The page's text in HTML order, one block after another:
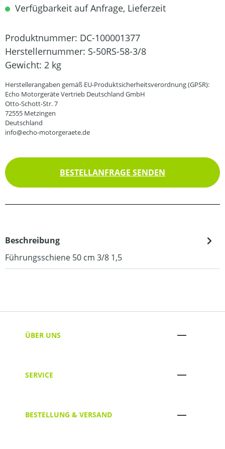
Verfügbarkeit auf Anfrage, Lieferzeit
Produktnummer: DC-100001377
Herstellernummer: S-50RS-58-3/8
Gewicht: 2 kg
Herstellerangaben gemäß EU-Produktsicherheitsverordnung (GPSR):
Echo Motorgeräte Vertrieb Deutschland GmbH
Otto-Schott-Str. 7
72555 Metzingen
Deutschland
info@echo-motorgeraete.de
BESTELLANFRAGE SENDEN
Beschreibung
Führungsschiene 50 cm 3/8 1,5
ÜBER UNS
SERVICE
BESTELLUNG & VERSAND